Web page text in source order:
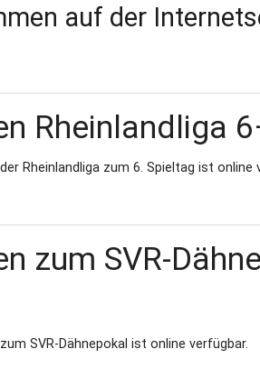
Kassenprüfer
Ehrenmitglieder
Dähnepokal
Einzel-M.
Senioren-MM
auf der
Rheinlandliga
Rheinlandliga zum 6. Spieltag ist online
zum SVR-
SVR-Dähnepokal ist online verfügbar.